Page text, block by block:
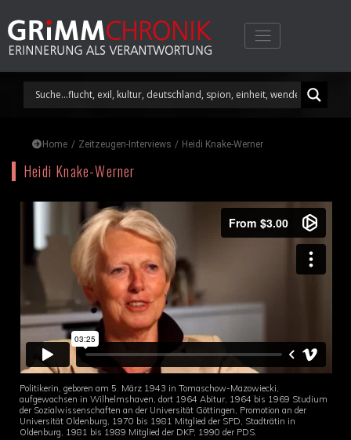
content
Home / Zeitzeugen-Interviews / Heidi Knake-Werner
Heidi Knake-Werner
Politikerin, geboren am 5. März 1943 in Tomaschow-Mazowiecki,
aufgewachsen in Wilhelmshaven, dort 1964 Abitur, 1964 bis 1969 Studium
der Sozialwissenschaften an der Universität Göttingen, Promotion an der
Universität Oldenburg, 1970 bis 1981 Mitglied der SPD, Stadträtin in
Oldenburg, 1981 bis 1989 Mitglied der DKP, 1990 der PDS.